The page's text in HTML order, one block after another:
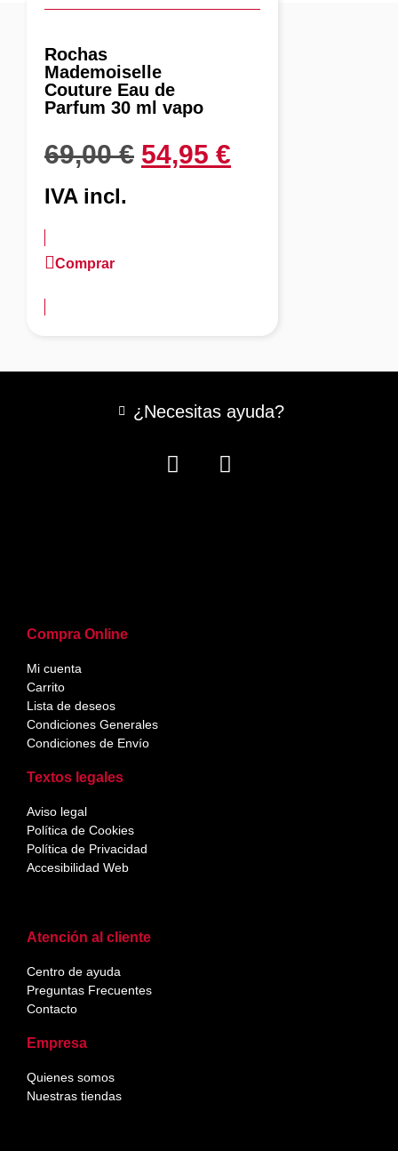
Rochas
Mademoiselle
Couture Eau de
Parfum 30 ml vapo
69,00€ 54,95 €
IVA incl.
Comprar
Atención al cliente
Centro de ayuda
Preguntas Frecuentes
Contacto
Empresa
Quienes somos
Nuestras tiendas
Compra Online
Mi cuenta
Carrito
Lista de deseos
Condiciones Generales
Condiciones de Envío
Textos legales
Aviso legal
Política de Cookies
Política de Privacidad
Accesibilidad Web
¿Necesitas ayuda?